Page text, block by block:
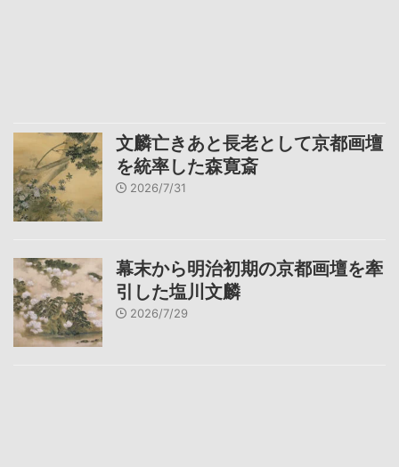
文麟亡きあと長老として京都画壇
を統率した森寛斎
2026/7/31
幕末から明治初期の京都画壇を牽
引した塩川文麟
2026/7/29